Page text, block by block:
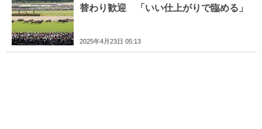
替わり歓迎 「いい仕上がりで臨める」
2025年4月23日 05:13